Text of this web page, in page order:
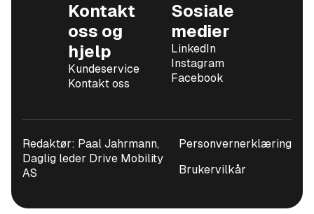
Kontakt
oss og
hjelp
Kundeservice
Kontakt oss
Sosiale
medier
LinkedIn
Instagram
Facebook
Redaktør: Paal Jahrmann,
Daglig leder Drive Mobility
AS
Personvernerklæring
Brukervilkår